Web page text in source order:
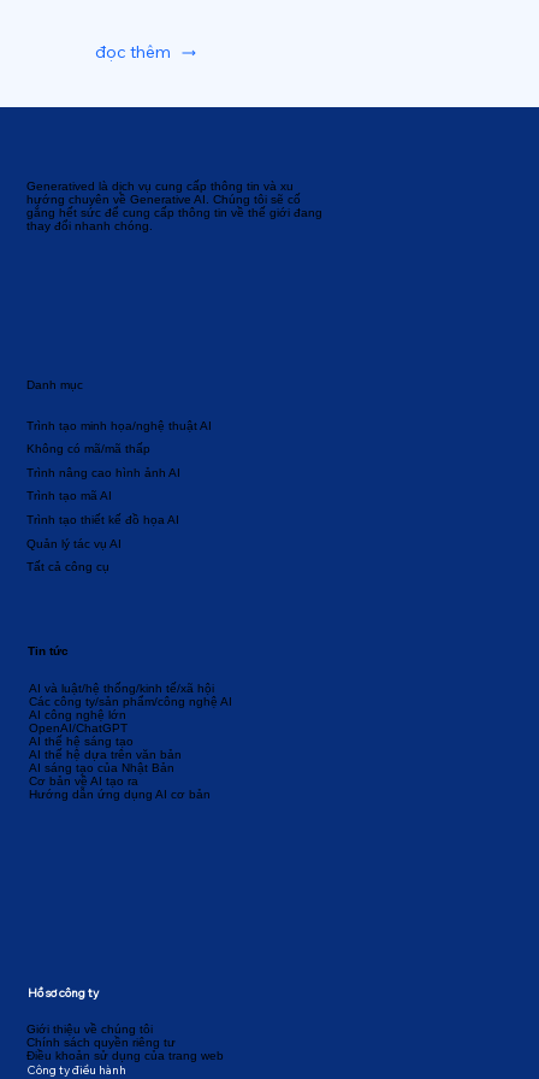
Generatived là dịch vụ cung cấp thông tin và xu
hướng chuyên về Generative AI. Chúng tôi sẽ cố
gắng hết sức để cung cấp thông tin về thế giới đang
thay đổi nhanh chóng.
Danh mục
Tất cả công cụ
Quản lý tác vụ AI
Trình tạo thiết kế đồ họa AI
Không có mã/mã thấp
Trình tạo mã AI
Trình nâng cao hình ảnh AI
Trình tạo minh họa/nghệ thuật AI
AI và luật/hệ thống/kinh tế/xã hội
Các công ty/sản phẩm/công nghệ AI
AI công nghệ lớn
OpenAI/ChatGPT
AI thế hệ sáng tạo
AI thế hệ dựa trên văn bản
AI sáng tạo của Nhật Bản
Cơ bản về AI tạo ra
Hướng dẫn ứng dụng AI cơ bản
Tin tức
Giới thiệu về chúng tôi
Chính sách quyền riêng tư
Điều khoản sử dụng của trang web
Công ty điều hành
Hồ sơ công ty
đọc thêm